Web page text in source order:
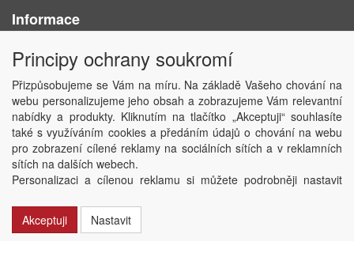
Informace
Obchodní podmínky
Ochrana osobních údajů
Kontakt
Losování účtenek
Aktuality
Nastavení soukromí
Copyright © ABRA Software a.s. 2020
Principy ochrany soukromí
Přizpůsobujeme se Vám na míru. Na základě Vašeho chování na
webu personalizujeme jeho obsah a zobrazujeme Vám relevantní
nabídky a produkty. Kliknutím na tlačítko „Akceptuji“ souhlasíte
také s využíváním cookies a předáním údajů o chování na webu
pro zobrazení cílené reklamy na sociálních sítích a v reklamních
sítích na dalších webech.
Personalizaci a cílenou reklamu si můžete podrobněji nastavit
Akceptuji
Nastavit